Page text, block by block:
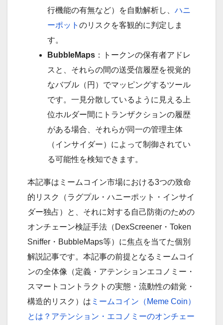
行機能の有無など）を自動解析し、 ハニ
ーポット のリスクを客観的に判定しま
す。
BubbleMaps ：トークンの保有者アドレ
スと、それらの間の送受信履歴を視覚的
なバブル（円）でマッピングするツール
です。一見分散しているように見える上
位ホルダー間にトランザクションの履歴
がある場合、それらが同一の管理主体
（インサイダー）によって制御されてい
る可能性を検知できます。
本記事はミームコイン市場における3つの致命
的リスク（ラグプル・ハニーポット・インサイ
ダー独占）と、それに対する自己防衛のための
オンチェーン検証手法（DexScreener・Token
Sniffer・BubbleMaps等）に焦点を当てた個別
解説記事です。本記事の前提となるミームコイ
ンの全体像（定義・アテンションエコノミー・
スマートコントラクトの実態・流動性の錯覚・
構造的リスク）は ミームコイン（Meme Coin）
とは？アテンション・エコノミーのオンチェー